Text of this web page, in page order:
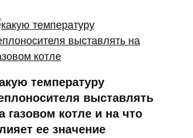
температуру
выставлять
газовом котле и на что
ее значение